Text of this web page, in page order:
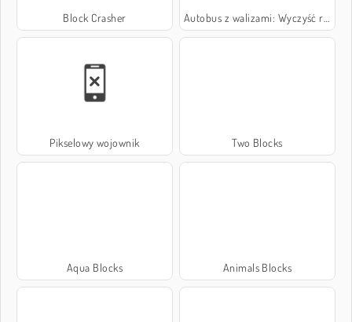
Block Crasher Autobus z walizami: Wyczyść rzędy
Pikselowy wojownik Two Blocks
Aqua Blocks Animals Blocks